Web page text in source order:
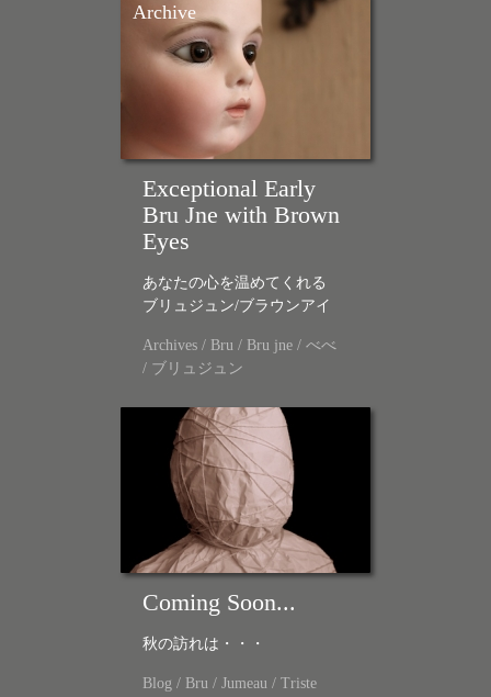
Archive
Exceptional Early
Bru Jne with Brown
Eyes
あなたの心を温めてくれる
ブリュジュン/ブラウンアイ
Archives / Bru / Bru jne / べべ
/ ブリュジュン
Coming Soon...
秋の訪れは・・・
Blog / Bru / Jumeau / Triste